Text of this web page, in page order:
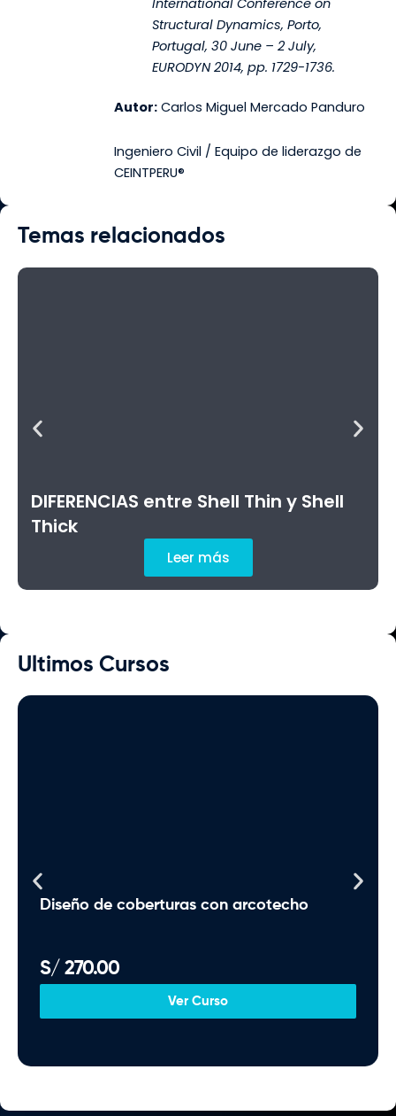
Structural Dynamics, Porto,
Portugal, 30 June – 2 July,
EURODYN 2014, pp. 1729-1736.
Autor:Carlos Miguel Mercado Panduro
Ingeniero Civil / Equipo de liderazgo de
CEINTPERU®
Temas relacionados
DIFERENCIAS entre Shell Thin y Shell
Thick
Leer más
Ultimos Cursos
Diseño de coberturas con arcotecho
S/ 270.00
Ver Curso